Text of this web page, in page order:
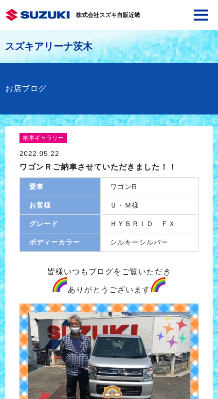
株式会社スズキ自販近畿
スズキアリーナ茨木
お店ブログ
納車ギャラリー
2022.05.22
ワゴンＲご納車させていただきました！！
愛車 ワゴンR
お客様 Ｕ・Ｍ様
グレード ＨＹＢＲＩＤ ＦＸ
ボディーカラー シルキーシルバー
皆様いつもブログをご覧いただき
ありがとうございます